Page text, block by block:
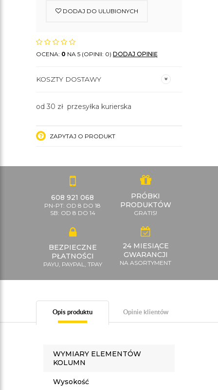
DODAJ DO ULUBIONYCH
OCENA: 0 NA 5 (OPINII: 0) DODAJ OPINIĘ
KOSZTY DOSTAWY
od 30 zł przesyłka kurierska
ZAPYTAJ O PRODUKT
608 921 068
PN-PT: OD 8 DO 18
SB: OD 8 DO 14
PRÓBKI
PRODUKTÓW
GRATIS!
BEZPIECZNE
PŁATNOŚCI
PAYU, PAYPAL, TPAY
24 MIESIĄCE
GWARANCJI
NA ASORTYMENT
Opis produktu Opinie klientów
WYMIARY ELEMENTÓW
KOLUMN
Wysokość